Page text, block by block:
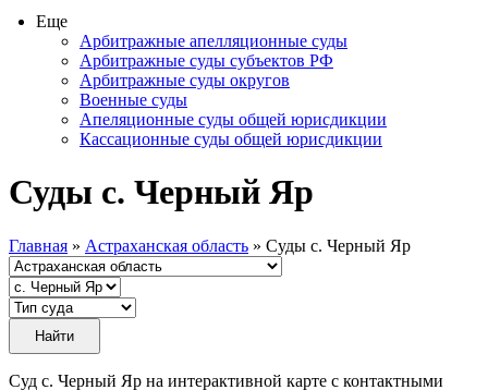
Еще
Арбитражные апелляционные суды
Арбитражные суды субъектов РФ
Арбитражные суды округов
Военные суды
Апеляционные суды общей юрисдикции
Кассационные суды общей юрисдикции
Суды с. Черный Яр
Главная » Астраханская область » Суды с. Черный Яр
Суд с. Черный Яр на интерактивной карте с контактными